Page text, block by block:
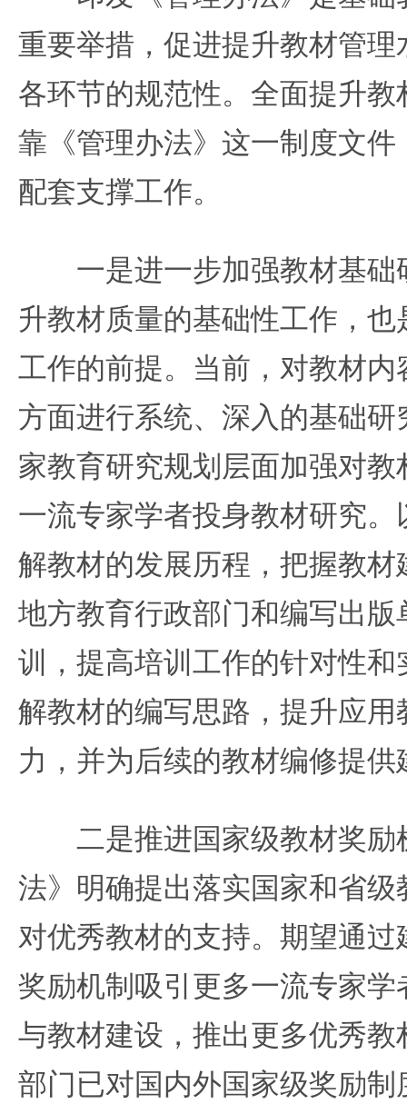
重要举措，促进提升教材管
各环节的规范性。全面提升
靠《管理办法》这一制度文
配套支撑工作。
一是进一步加强教材基础
升教材质量的基础性工作，
工作的前提。当前，对教材
方面进行系统、深入的基础
家教育研究规划层面加强对
一流专家学者投身教材研究
解教材的发展历程，把握教
地方教育行政部门和编写出
训，提高培训工作的针对性
解教材的编写思路，提升应
力，并为后续的教材编修提
二是推进国家级教材奖励
法》明确提出落实国家和省
对优秀教材的支持。期望通
奖励机制吸引更多一流专家
与教材建设，推出更多优秀
部门已对国内外国家级奖励